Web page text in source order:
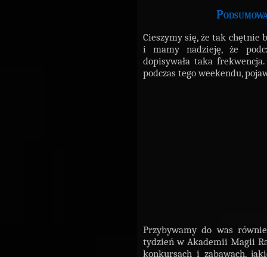
Cieszymy się, że tak chętnie
i mamy nadzieję, że
dopisywała taka
podczas tego weekendu,
Przybywamy do was
tydzień w Akademii Magii
konkursach i zabawach,